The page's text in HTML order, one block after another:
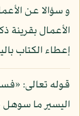
و سؤالا عن
الأعمال بقرينة
إعطاء الكتاب
قوله تعالى:
اليسير ما